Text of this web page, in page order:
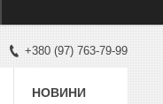
+380 (97) 763-79-99
НОВИНИ